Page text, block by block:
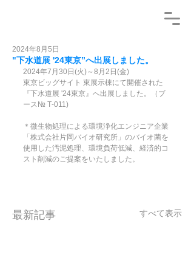
"下水道展 '24東京”へ出展しました。
2024年8月5日
2024年7月30日(火)～8月2日(金)
東京ビッグサイト 東展示棟にて開催された
『下水道展 '24東京』へ出展しました。（ブ
ース№ T‐011)
＊微生物処理による環境浄化エンジニア企業
「株式会社片岡バイオ研究所」のバイオ菌を
使用した汚泥処理、環境負荷低減、経済的コ
スト削減のご提案をいたしました。
最新記事 すべて表示